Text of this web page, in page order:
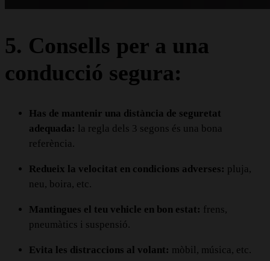
5. Consells per a una
conducció segura:
Has de mantenir una distància de seguretat
adequada: la regla dels 3 segons és una bona
referència.
Redueix la velocitat en condicions adverses: pluja,
neu, boira, etc.
Mantingues el teu vehicle en bon estat: frens,
pneumàtics i suspensió.
Evita les distraccions al volant: mòbil, música, etc.